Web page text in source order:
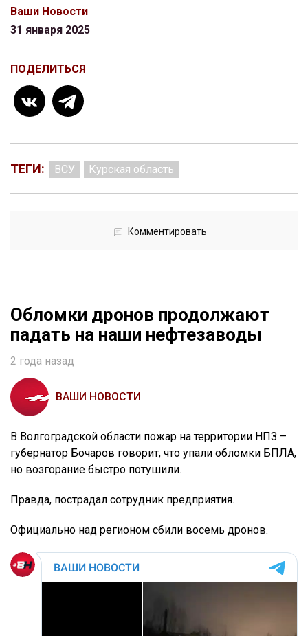
Ваши Новости
31 января 2025
ПОДЕЛИТЬСЯ
ТЕГИ: ВСУ Курская область
Комментировать
Обломки дронов продолжают
падать на наши нефтезаводы
2 года назад
ВАШИ НОВОСТИ
В Волгоградской области пожар на территории НПЗ –
губернатор Бочаров говорит, что упали обломки БПЛА,
но возгорание быстро потушили.
Правда, пострадал сотрудник предприятия.
Официально над регионом сбили восемь дронов.